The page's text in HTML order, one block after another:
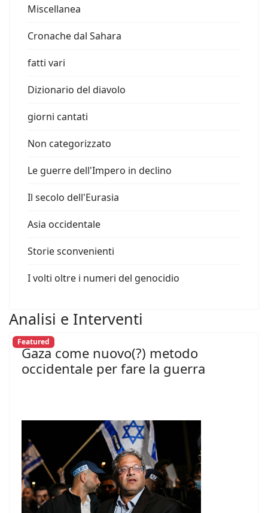
Miscellanea
Cronache dal Sahara
fatti vari
Dizionario del diavolo
giorni cantati
Non categorizzato
Le guerre dell'Impero in declino
Il secolo dell'Eurasia
Asia occidentale
Storie sconvenienti
I volti oltre i numeri del genocidio
Analisi e Interventi
Featured
Gaza come nuovo(?) metodo
occidentale per fare la guerra